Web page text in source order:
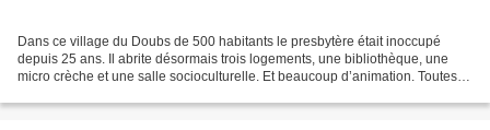
Dans ce village du Doubs de 500 habitants le presbytère était inoccupé
depuis 25 ans. Il abrite désormais trois logements, une bibliothèque, une
micro crèche et une salle socioculturelle. Et beaucoup d’animation. Toutes